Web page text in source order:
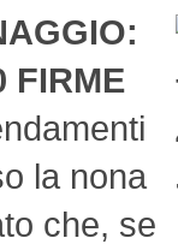
FIRME
la nona
che, se